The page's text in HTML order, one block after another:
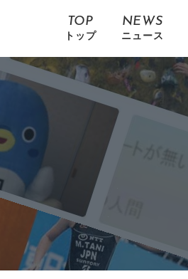
TOP
トップ
NEWS
ニュース